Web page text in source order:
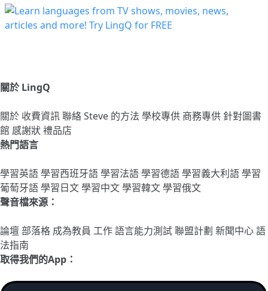
關於 LingQ
關於 收費資訊聯絡Steve 的方法 學校專供 商務專供 針對圖書
館 感謝狀禮品店
熱門語言
學習英語學習西班牙語學習法語學習德語學習義大利語學習
葡萄牙語學習日文學習中文學習韓文學習俄文
聲音檔來源：
論壇部落格 成為教員 工作語言能力測試聯盟計劃 新聞中心語
法指南
取得我們的App：